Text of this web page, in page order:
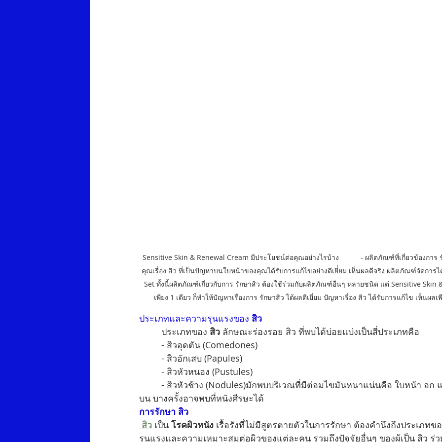
Sensitive Skin & Renewal Cream มีประโยชน์ต่อคุณอย่างไรบ้าง           - ผลิตภัณฑ์ที่เกี่ยวข้องการ
คุณเรื่อง สิว ที่เป็นปัญหาบนใบหน้าของคุณได้รับการแก้ไขอย่างดีเยี่่ยม เห็นผลดีจริง ผลิตภัณฑ์จัดการ
Set ทั้งนี้ผลิตภัณฑ์เกี่ยวกับการ รักษาสิว ต้องใช้ร่วมกับผลิตภัณฑ์อื่นๆ หลายชนิด แต่ Sensitive Skin
เพียง 1 เดียว ก็ทำให้ปัญหาเรื่องการ รักษาสิว ได้ผลดีเยี่ยม ปัญหาเรื่อง สิว ได้รับการแก้ไข เห็นผล
ประเภทและความรุนแรงของ สิว
ประเภทของ สิว ลักษณะร่องรอย สิว ที่พบได้บ่อยแบ่งเป็นสี่ประเภทคือ
- สิวอุดตัน (Comedones)
- สิวอักเสบ (Papules)
- สิวหัวหนอง (Pustules)
- สิวหัวช้าง (Nodules)มักพบบริเวณที่มีต่อมไขมันหนาแน่นคือ ใบหน้า อก แ
บน บางครั้งอาจพบที่หนังศีรษะได้
การรักษา สิว
สิว เป็น โรคผิวหนัง เรื้อรังที่ไม่มีสูตรตายตัวในการรักษา ต้องคำนึงถึงประเภทข
รุนแรงและความเหมาะสมต่อผิวของแต่ละคน รวมถึงปัจจัยอื่นๆ ของผู้เป็น สิว ร่